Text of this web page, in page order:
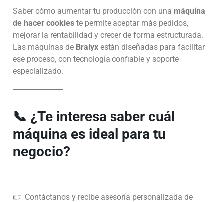
Saber cómo aumentar tu producción con una máquina
de hacer cookies te permite aceptar más pedidos,
mejorar la rentabilidad y crecer de forma estructurada.
Las máquinas de Bralyx están diseñadas para facilitar
ese proceso, con tecnología confiable y soporte
especializado.
📞 ¿Te interesa saber cuál
máquina es ideal para tu
negocio?
👉 Contáctanos y recibe asesoría personalizada de